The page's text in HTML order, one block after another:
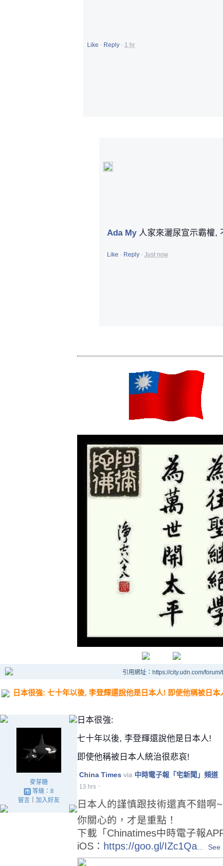
Like · Reply · 1 hr
Ada My 人家來灑尿宣示霸權,
Like · Reply · Just now
引用網址：https://city.udn.com/
日本很強: 七十年以後, 李登輝還說他是日本人! 即使他稱被日本
麥芽糖
等級：8
留言｜ 加入好友
日本很強:
七十年以後, 李登輝還說他是日本人!
即使他稱被日本人統治很悲哀!
China Times via 中時電子報「宅新聞」頻道
13 hrs ·
日本人的謹慎跟技術還真不錯啊
你關心的，才是重點！
下載「Chinatimes中時電子報
iOS： https://goo.gl/IZc1Qa See